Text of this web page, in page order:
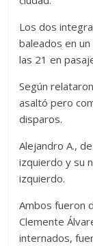
Los dos
baleados en
las 21 en
Según
asaltó pero
disparos.
Alejandro A.,
izquierdo y su
izquierdo.
Ambos fueron
Clemente
internados,